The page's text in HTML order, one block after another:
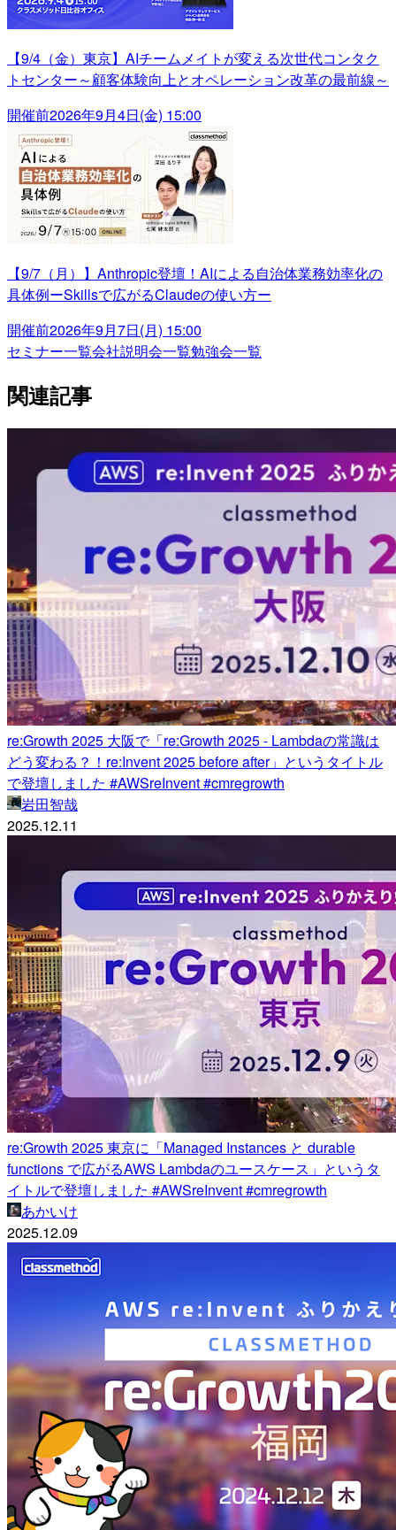
【9/4（金）東京】AIチームメイトが変える次世代コンタク
トセンター～顧客体験向上とオペレーション改革の最前線～
開催前2026年9月4日(金) 15:00
【9/7（月）】Anthropic登壇！AIによる自治体業務効率化の
具体例ーSkillsで広がるClaudeの使い方ー
開催前2026年9月7日(月) 15:00
セミナー一覧会社説明会一覧勉強会一覧
関連記事
re:Growth 2025 大阪で「re:Growth 2025 - Lambdaの常識は
どう変わる？！re:Invent 2025 before after」というタイトル
で登壇しました #AWSreInvent #cmregrowth
岩田智哉
2025.12.11
re:Growth 2025 東京に「Managed Instances と durable
functions で広がるAWS Lambdaのユースケース」というタ
イトルで登壇しました #AWSreInvent #cmregrowth
あかいけ
2025.12.09